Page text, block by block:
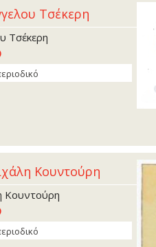
Τσέκερη
Τσέκερη
Κουντούρη
Κουντούρη